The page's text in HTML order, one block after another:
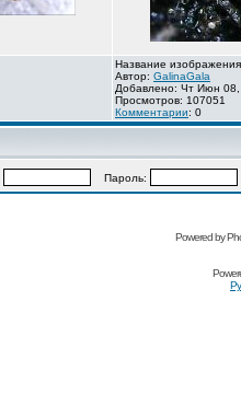
Название
Автор: GalinaGala
Добавлено: Чт Июн
Просмотров: 107051
Комментарии: 0
Пароль:
Powered by